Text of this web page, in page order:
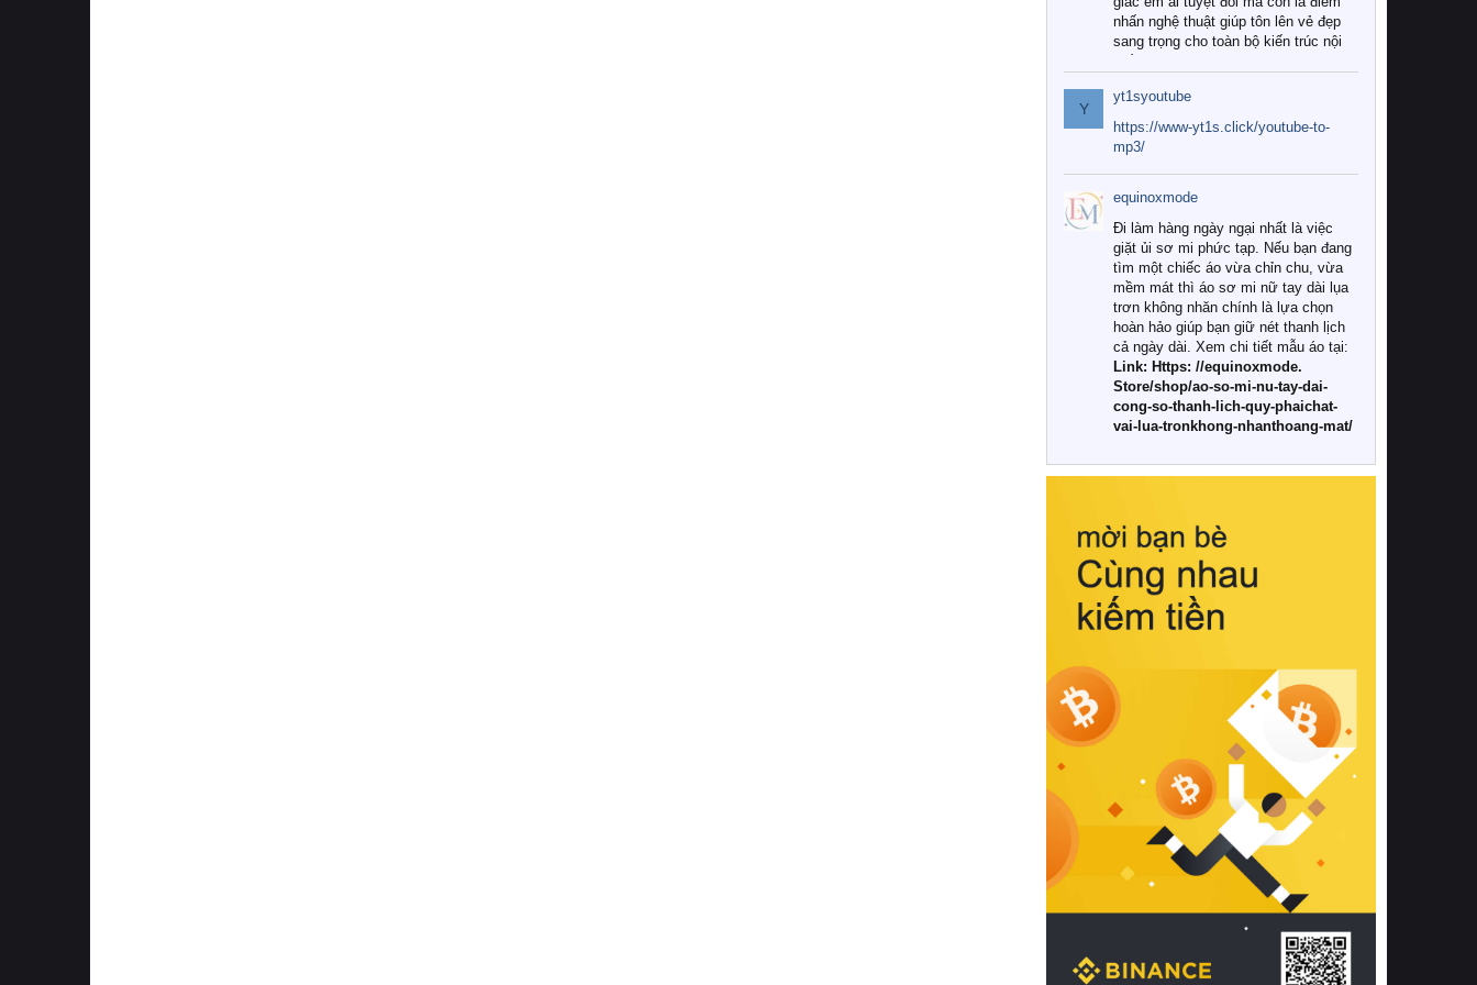
nhấn nghệ thuật giúp tôn lên vẻ đẹp
sang trọng cho toàn bộ kiến trúc nội
Tuy nhiên, giữa thị trường đa dạng
với vô vàn thương hiệu và mẫu mã
như hiện nay, làm thế nào để chọn
được những bộ chăn ga gối đệm cao
cấp thực sự chất lượng, phù hợp với
khí hậu và nhu cầu sử dụng của gia
đình? Hãy cùng chúng tôi đi tìm lời
giải đáp chi tiết qua bài viết dưới đây.
1. Tại sao các gia đình hiện đại lại ưa
chuộng chăn ga gối đệm cao cấp?
Khác với các dòng sản phẩm thông
thường, những bộ chăn ga gối đệm
cao cấp trải qua quy trình sản xuất
nghiêm ngặt từ khâu chọn lọc nguyên
liệu tự nhiên đến công nghệ dệt
nhuộm hiện đại không chứa hóa chất
này, bạn sẽ cảm nhận rõ rệt sự khác
hồi chuẩn xác của phần đệm nâng đỡ
cột sống.
Bên cạnh đó, việc lựa chọn các dòng
sản phẩm đạt chuẩn chất lượng quốc
tế còn giúp ngăn ngừa tình trạng kích
khuẩn và nấm mốc trong điều kiện
thời tiết nóng ẩm. Bạn có thể tìm hiểu
thêm các nghiên cứu khoa học về tác
động của giấc ngủ và môi trường
phòng ngủ đối với sức khỏe con
người tại Sleep Foundation (External
Link) để có cái nhìn toàn diện hơn.
2. Các tiêu chí vàng khi lựa chọn
chăn ga gối đệm cao cấp cho phòng
ngủ
Để sở hữu một bộ chăn ga gối đệm
cao cấp hoàn hảo cả về thẩm mỹ lẫn
công năng, người tiêu dùng cần cân
nhắc kỹ lưỡng các tiêu chí quan trọng
Y
yt1syoutube
https://www-yt1s.click/youtube-to-
mp3/
equinoxmode
Đi làm hàng ngày ngại nhất là việc
giặt ủi sơ mi phức tạp. Nếu bạn đang
tìm một chiếc áo vừa chỉn chu, vừa
mềm mát thì áo sơ mi nữ tay dài lụa
trơn không nhăn chính là lựa chọn
hoàn hảo giúp bạn giữ nét thanh lịch
cả ngày dài. Xem chi tiết mẫu áo tại:
Link: Https: //equinoxmode.
Store/shop/ao-so-mi-nu-tay-dai-
cong-so-thanh-lich-quy-phaichat-
vai-lua-tronkhong-nhanthoang-mat/